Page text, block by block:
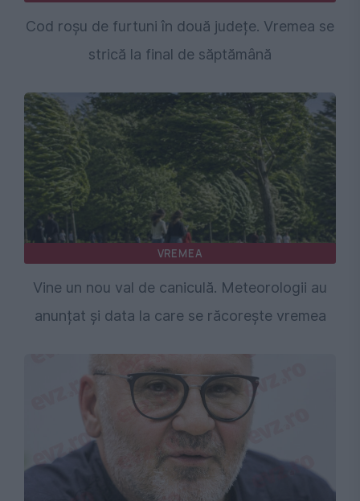
Cod roșu de furtuni în două județe. Vremea se
strică la final de săptămână
VREMEA
Vine un nou val de caniculă. Meteorologii au
anunțat și data la care se răcorește vremea